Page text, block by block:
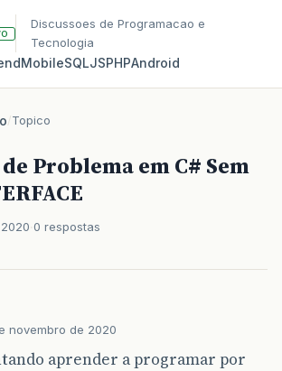
Discussoes de Programacao e
Tecnologia
MobileSQLJSPHPAndroid
/Topico
Problema em C# Sem
0 respostas
novembro de 2020
aprender a programar por